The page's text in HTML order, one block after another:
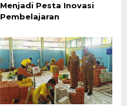
Menjadi Pesta Inovasi
Pembelajaran